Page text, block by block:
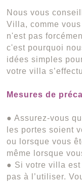
Nous vous
Villa, comme
n'est pas
c'est pourquoi
idées simples
votre villa
Mesures de
● Assurez-vous
les portes soient
ou lorsque vous
même lorsque
● Si votre villa est
pas à l’utiliser.